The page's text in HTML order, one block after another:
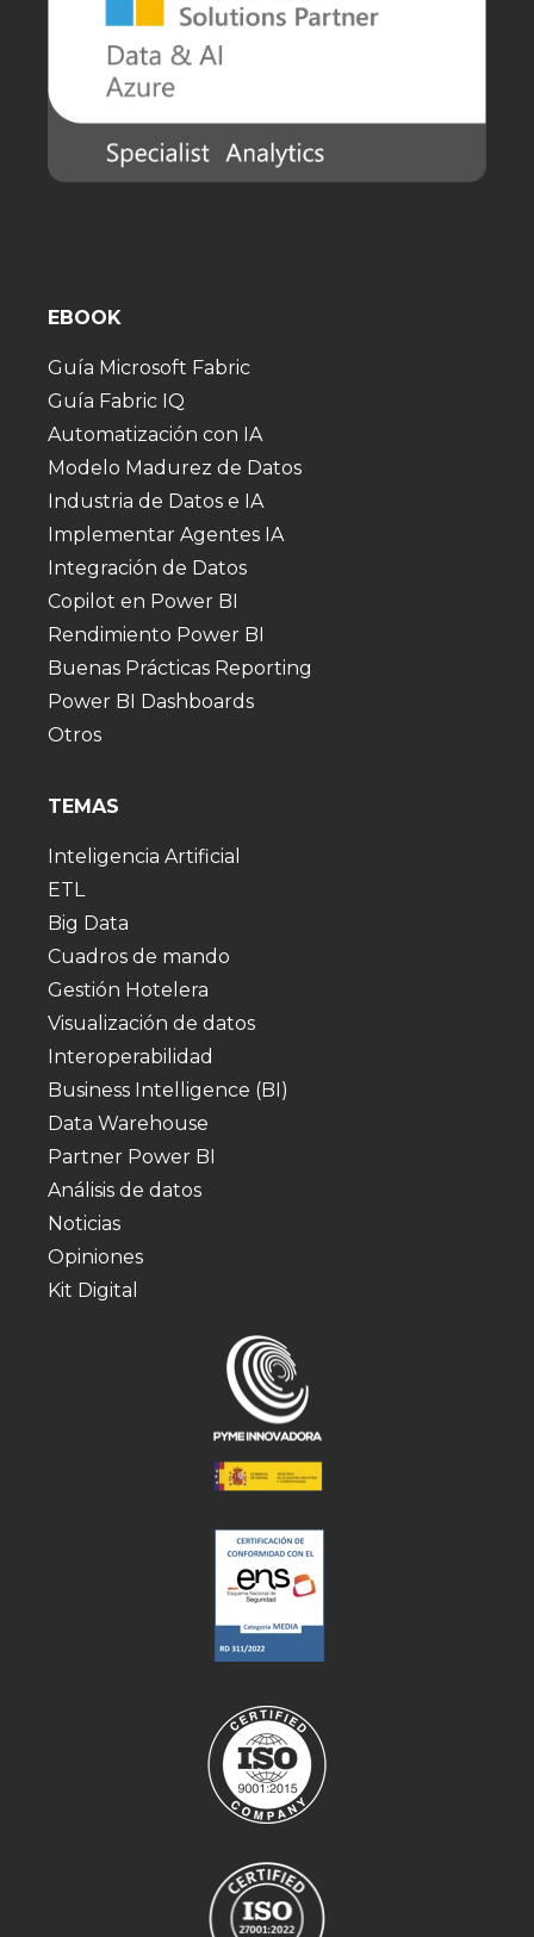
EBOOK
Guía Microsoft Fabric
Guía Fabric IQ
Automatización con IA
Modelo Madurez de Datos
Industria de Datos e IA
Implementar Agentes IA
Integración de Datos
Copilot en Power BI
Rendimiento Power BI
Buenas Prácticas Reporting
Power BI Dashboards
Otros
TEMAS
Inteligencia Artificial
ETL
Big Data
Cuadros de mando
Gestión Hotelera
Visualización de datos
Interoperabilidad
Business Intelligence (BI)
Data Warehouse
Partner Power BI
Análisis de datos
Noticias
Opiniones
Kit Digital